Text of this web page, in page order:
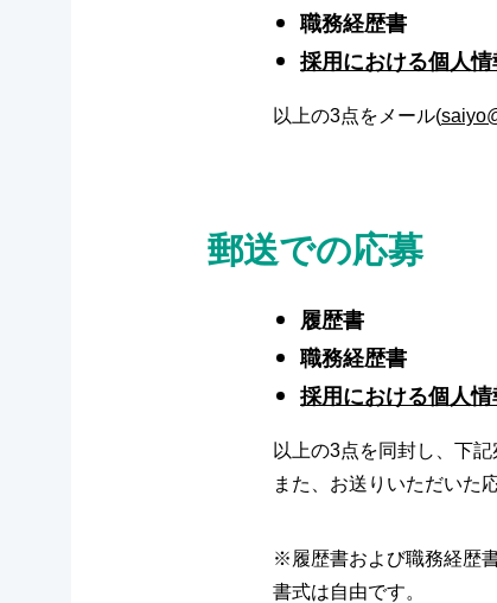
職務経歴書
採用における個人
以上の3点をメール(
郵送での応募
履歴書
職務経歴書
採用における個人
以上の3点を同封し、下
また、お送りいただいた
※履歴書および職務経歴
書式は自由です。